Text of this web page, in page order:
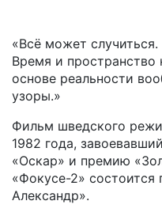
«Всё может
Время и
основе реальности
узоры.»
Фильм шведского
1982 года,
«Оскар» и премию
«Фокусе-2»
Александр».